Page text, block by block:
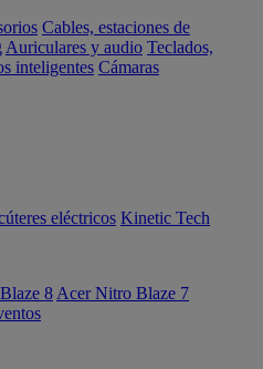
Cables, estaciones de
Auriculares y audio Teclados,
inteligentes Cámaras
eléctricos Kinetic Tech
8 Acer Nitro Blaze 7